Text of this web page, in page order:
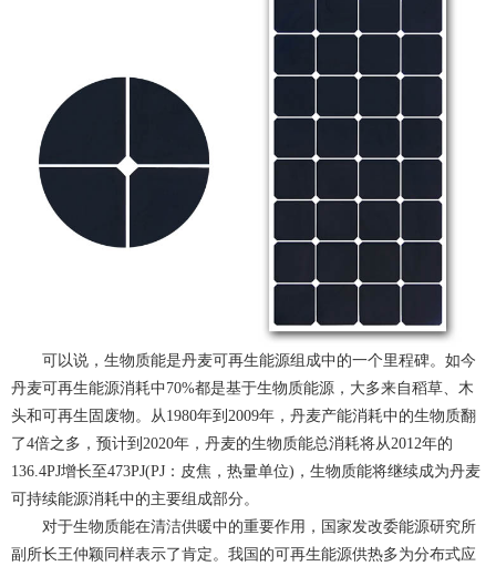
可以说，生物质能是丹麦可再生能源组成中的一个里程碑。如今
丹麦可再生能源消耗中70%都是基于生物质能源，大多来自稻草、木
头和可再生固废物。从1980年到2009年，丹麦产能消耗中的生物质翻
了4倍之多，预计到2020年，丹麦的生物质能总消耗将从2012年的
136.4PJ增长至473PJ(PJ：皮焦，热量单位)，生物质能将继续成为丹麦
可持续能源消耗中的主要组成部分。
对于生物质能在清洁供暖中的重要作用，国家发改委能源研究所
副所长王仲颖同样表示了肯定。我国的可再生能源供热多为分布式应